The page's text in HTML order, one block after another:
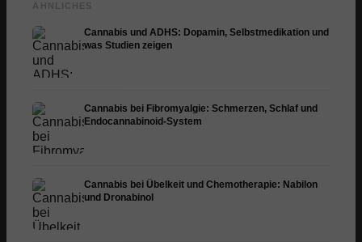
ÄHNLICHES
Cannabis und ADHS: Dopamin, Selbstmedikation und
was Studien zeigen
Cannabis bei Fibromyalgie: Schmerzen, Schlaf und
Endocannabinoid-System
Cannabis bei Übelkeit und Chemotherapie: Nabilon
und Dronabinol